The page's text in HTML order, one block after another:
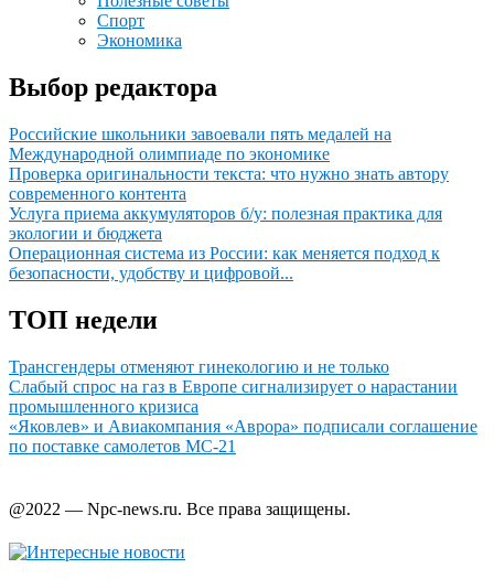
Спорт
Экономика
Выбор редактора
Российские школьники завоевали пять медалей на
Международной олимпиаде по экономике
Проверка оригинальности текста: что нужно знать автору
современного контента
Услуга приема аккумуляторов б/у: полезная практика для
экологии и бюджета
Операционная система из России: как меняется подход к
безопасности, удобству и цифровой...
ТОП недели
Трансгендеры отменяют гинекологию и не только
Слабый спрос на газ в Европе сигнализирует о нарастании
промышленного кризиса
«Яковлев» и Авиакомпания «Аврора» подписали соглашение
по поставке самолетов МС-21
@2022 — Npc-news.ru. Все права защищены.